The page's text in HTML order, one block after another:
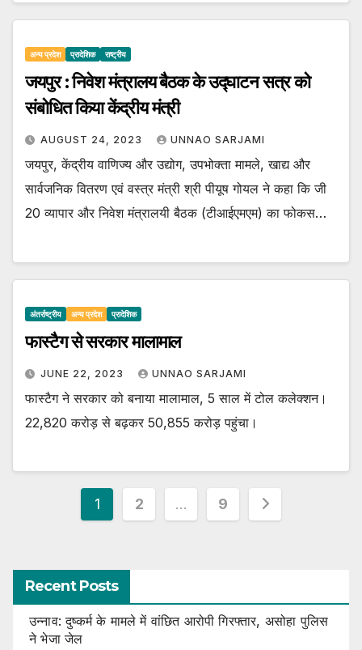
अन्य प्रदेश प्रादेशिक राष्ट्रीय
जयपुर : निवेश मंत्रालय बैठक के उद्घाटन सत्र को
संबोधित किया केंद्रीय मंत्री
AUGUST 24, 2023 UNNAO SARJAMI
जयपुर, केंद्रीय वाणिज्य और उद्योग, उपभोक्ता मामले, खाद्य और
सार्वजनिक वितरण एवं वस्‍त्र मंत्री श्री पीयूष गोयल ने कहा कि जी
20 व्यापार और निवेश मंत्रालयी बैठक (टीआईएमएम) का फोकस…
अंतर्राष्ट्रीय अन्य प्रदेश प्रादेशिक
फास्टैग से सरकार मालामाल
JUNE 22, 2023 UNNAO SARJAMI
फास्टैग ने सरकार को बनाया मालामाल, 5 साल में टोल कलेक्शन।
22,820 करोड़ से बढ़कर 50,855 करोड़ पहुंचा।
Posts
1 2 … 9
Recent Posts
उन्नाव: दुष्कर्म के मामले में वांछित आरोपी गिरफ्तार, असोहा पुलिस
ने भेजा जेल